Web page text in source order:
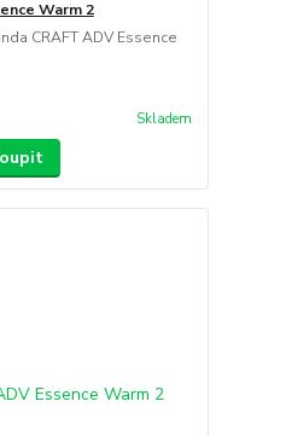
Warm 2
CRAFT ADV Essence
Skladem